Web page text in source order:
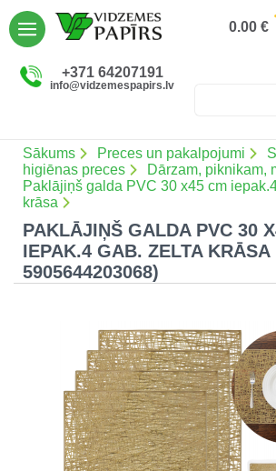
+371 64207191
info@vidzemespapirs.lv
0.00€
Sākums Preces un pakalpojumi
higiēnas preces
Dārzam, piknikam,
Paklājiņš galda PVC 30 x45 cm
krāsa
PAKLĀJIŅŠ GALDA PVC 30
IEPAK.4 GAB. ZELTA
5905644203068)
AIZVĒRT
Atlaides (12)
Ielogoties
Reģistrēties